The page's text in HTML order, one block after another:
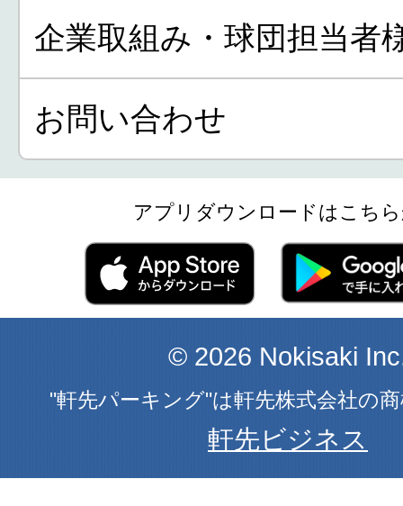
企業取組み・球団担当者
お問い合わせ
アプリダウンロードはこち
© 2026 Nokisaki
"軒先パーキング"は軒先株式会社の
軒先ビジネス